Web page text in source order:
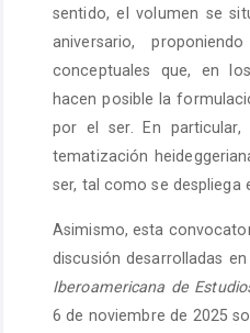
sentido, el volumen se
aniversario,
conceptuales que, en
hacen posible la
por el ser. En
tematización
ser, tal como se despliega
Asimismo, esta
discusión desarrolladas en
Iberoamericana de
6 de noviembre de 2025